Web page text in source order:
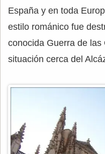
España y en toda
estilo románico fue
conocida Guerra de
situación cerca del